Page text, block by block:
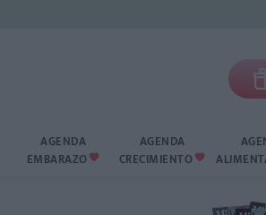
AGENDA
EMBARAZO 
AGENDA
CRECIMIENTO 